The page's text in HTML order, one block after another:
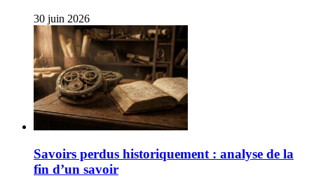
30 juin 2026
Savoirs perdus historiquement : analyse de la
fin d’un savoir